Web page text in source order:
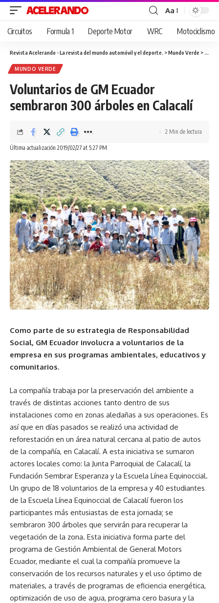
Cambiar
tamaño
fuente
Aa
Circuitos Formula 1 Deporte Motor WRC Motociclismo
Revista Acelerando - La revista del mundo automóvil y el deporte. >Mundo Verde >
MUNDO VERDE
Voluntarios de GM Ecuador
sembraron 300 árboles en Calacalí
Última actualización 2019/02/27 at 5:27 PM
2 Min de lectura
Como parte de su estrategia de Responsabilidad
Social, GM Ecuador involucra a voluntarios de la
empresa en sus programas ambientales, educativos y
comunitarios.
La compañía trabaja por la preservación del ambiente a
través de distintas acciones tanto dentro de sus
instalaciones como en zonas aledañas a sus operaciones. Es
así que en días pasados se realizó una actividad de
reforestación en un área natural cercana al patio de autos
de la compañía, en Calacalí. A esta iniciativa se sumaron
actores locales como: la Junta Parroquial de Calacalí, la
Fundación Sembrar Esperanza y la Escuela Línea Equinoccial.
Un grupo de 18 voluntarios de la empresa y 40 estudiantes
de la Escuela Línea Equinoccial de Calacalí fueron los
participantes más entusiastas de esta jornada; se
sembraron 300 árboles que servirán para recuperar la
vegetación de la zona. Esta iniciativa forma parte del
programa de Gestión Ambiental de General Motors
Ecuador, mediante el cual la compañía promueve la
conservación de los recursos naturales y el uso óptimo de
materiales, a través de programas de eficiencia energética,
optimización de uso de agua, programa cero basura y la